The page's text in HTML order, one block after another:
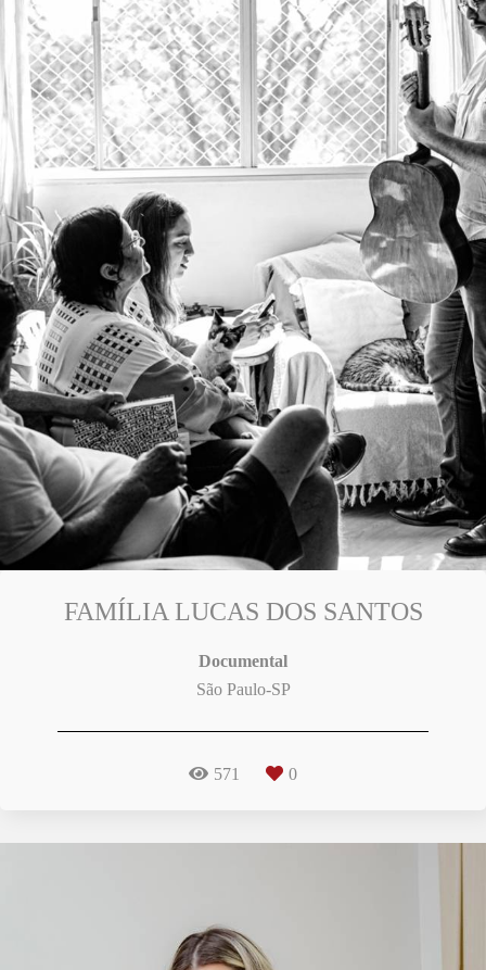
FAMÍLIA LUCAS DOS SANTOS
Documental
São Paulo-SP
571 0